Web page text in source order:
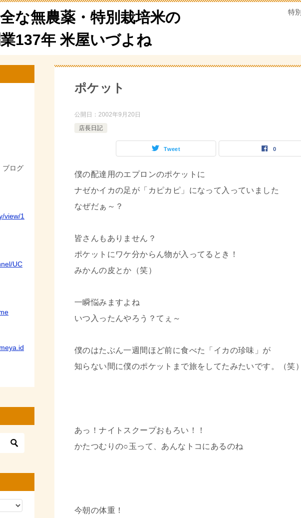
な無農薬・特別栽培米の
137年 米屋いづよね
特
ポケット
公開日： 2002年9月20日
店長日記
Tweet 0
僕の配達用のエプロンのポケットに
ナゼかイカの足が「カピカピ」になって入っていました
なぜだぁ～？
皆さんもありません？
ポケットにワケ分からん物が入ってるとき！
みかんの皮とか（笑）
一瞬悩みますよね
いつ入ったんやろう？てぇ～
僕のはたぶん一週間ほど前に食べた「イカの珍味」が
知らない間に僕のポケットまで旅をしてたみたいです。（笑
あっ！ナイトスクープおもろい！！
かたつむりの○玉って、あんなトコにあるのね
今朝の体重！
ブログ
view/1
UC